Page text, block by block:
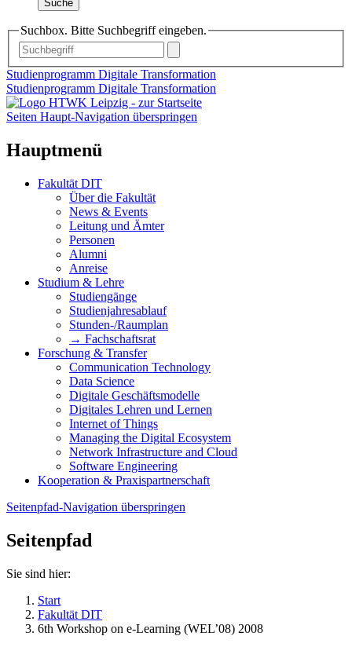
Suche
Suchbox. Bitte Suchbegriff eingeben.
Studienprogramm Digitale Transformation
Studienprogramm Digitale Transformation
Seiten Haupt-Navigation überspringen
Hauptmenü
Fakultät DIT
Über die Fakultät
News & Events
Leitung und Ämter
Personen
Alumni
Anreise
Studium & Lehre
Studiengänge
Studienjahresablauf
Stunden-/Raumplan
→ Fachschaftsrat
Forschung & Transfer
Communication Technology
Data Science
Digitale Geschäftsmodelle
Digitales Lehren und Lernen
Internet of Things
Managing the Digital Ecosystem
Network Infrastructure and Cloud
Software Engineering
Kooperation & Praxispartnerschaft
Seitenpfad-Navigation überspringen
Seitenpfad
Sie sind hier:
Start
Fakultät DIT
6th Workshop on e-Learning (WEL’08) 2008